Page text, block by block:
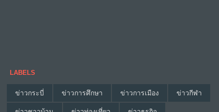
LABELS
ข่าวกระบี่ ข่าวการศึกษา ข่าวการเมือง ข่าวกีฬา